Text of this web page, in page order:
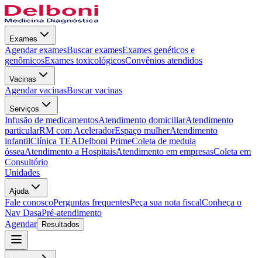
Exames
Agendar examesBuscar examesExames genéticos e
genômicosExames toxicológicosConvênios atendidos
Vacinas
Agendar vacinasBuscar vacinas
Serviços
Infusão de medicamentosAtendimento domiciliarAtendimento
particularRM com AceleradorEspaço mulherAtendimento
infantilClínica TEADelboni PrimeColeta de medula
ósseaAtendimento a HospitaisAtendimento em empresasColeta em
Consultório
Unidades
Ajuda
Fale conoscoPerguntas frequentesPeça sua nota fiscalConheça o
Nav DasaPré-atendimento
Agendar
Resultados